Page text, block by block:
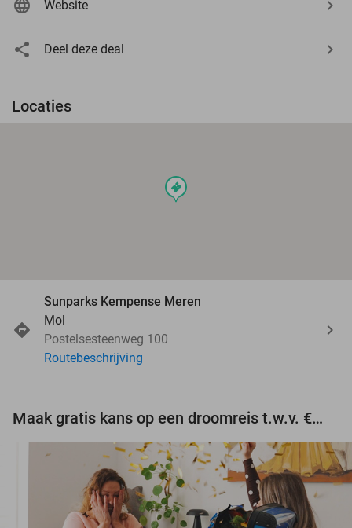
Website
Deel deze deal
Locaties
events
Sunparks Kempense Meren
Mol
Postelsesteenweg 100
Routebeschrijving
Maak gratis kans op een droomreis t.w.v. €3.000!